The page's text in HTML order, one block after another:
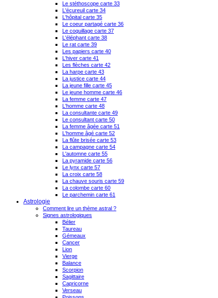
Le stéthoscope carte 33
L'écureuil carte 34
L'hôpital carte 35
Le coeur partagé carte 36
Le coquillage carte 37
L'éléphant carte 38
Le rat carte 39
Les papiers carte 40
L'hiver carte 41
Les flèches carte 42
La harpe carte 43
La justice carte 44
La jeune fille carte 45
Le jeune homme carte 46
La femme carte 47
L'homme carte 48
La consultante carte 49
Le consultant carte 50
La femme âgée carte 51
L'homme âgé carte 52
La flûte brisée carte 53
La campagne carte 54
L'automne carte 55
La pyramide carte 56
Le lynx carte 57
La croix carte 58
La chauve souris carte 59
La colombe carte 60
Le parchemin carte 61
Astrologie
Comment lire un thème astral ?
Signes astrologiques
Bélier
Taureau
Gémeaux
Cancer
Lion
Vierge
Balance
Scorpion
Sagittaire
Capricorne
Verseau